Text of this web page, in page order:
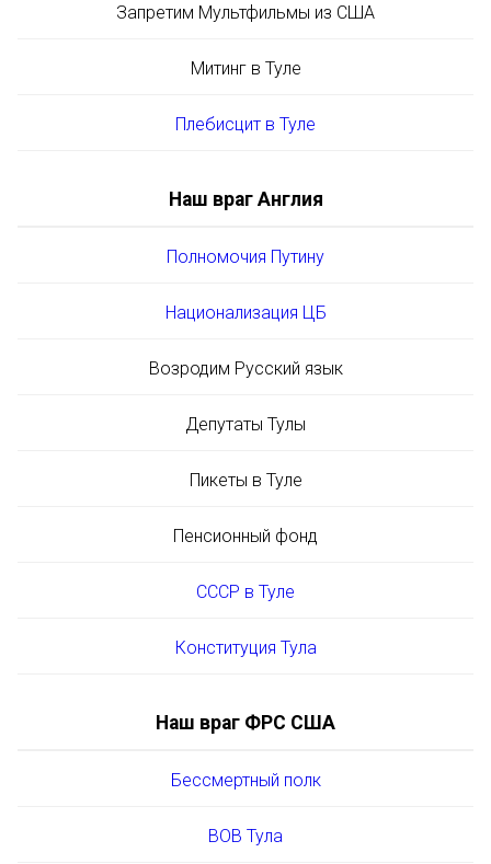
Запретим Мультфильмы из США
Митинг в Туле
Плебисцит в Туле
Наш враг Англия
Полномочия Путину
Национализация ЦБ
Возродим Русский язык
Депутаты Тулы
Пикеты в Туле
Пенсионный фонд
СССР в Туле
Конституция Тула
Наш враг ФРС США
Бессмертный полк
ВОВ Тула